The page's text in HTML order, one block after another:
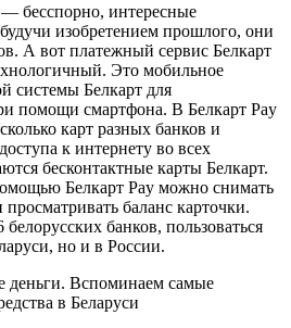
бесспорно, интересные
изобретением прошлого, они
А вот платежный сервис Белкарт
Это мобильное
системы Белкарт для
помощи смартфона. В Белкарт Pay
карт разных банков и
к интернету во всех
бесконтактные карты Белкарт.
Белкарт Pay можно снимать
баланс карточки.
банков, пользоваться
но и в России.